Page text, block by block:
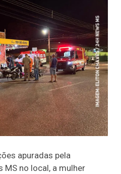
apuradas pela
MS no local, a mulher